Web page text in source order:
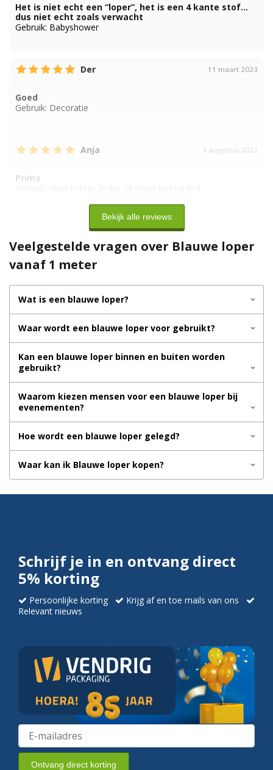
Het is niet echt een “loper”, het is een 4 kante stof…
dus niet echt zoals verwacht
Gebruik: Babyshower
Der 11 maart 2023
Goed
Gebruik: Decoratie
Anja 3 augustus 2022
Prima
Bekijk alle reviews
Veelgestelde vragen over Blauwe loper
vanaf 1 meter
Wat is een blauwe loper?
Waar wordt een blauwe loper voor gebruikt?
Kan een blauwe loper binnen en buiten worden
gebruikt?
Waarom kiezen mensen voor een blauwe loper bij
evenementen?
Hoe wordt een blauwe loper gelegd?
Waar kan ik Blauwe loper kopen?
Schrijf je in en ontvang direct
5% korting
Persoonlijke korting
Krijg af en toe mails van ons
Relevant nieuws
Ontvang direct korting